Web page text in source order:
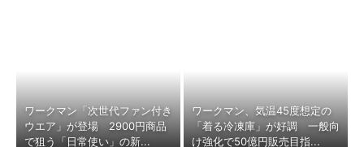
ワークマン「次世代ファン付き
ウエア」が登場 2900円商品
で狙う「日常使い」の新...
ワークマン、気温45度想定の
「着る冷凍庫」が好調 一般向
け強化で50億円販売目指...